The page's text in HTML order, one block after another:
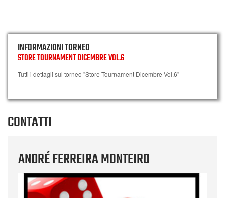
INFORMAZIONI TORNEO
STORE TOURNAMENT DICEMBRE VOL.6
Tutti i dettagli sul torneo "Store Tournament Dicembre Vol.6"
CONTATTI
ANDRÉ FERREIRA MONTEIRO